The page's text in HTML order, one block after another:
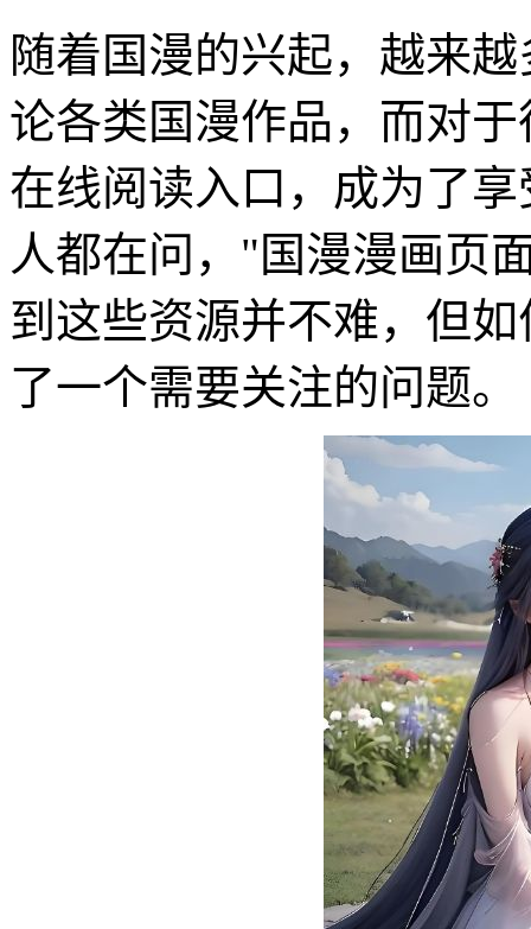
随着国漫的兴起，越来
论各类国漫作品，而对
在线阅读入口，成为了
人都在问，"国漫漫画页
到这些资源并不难，但
了一个需要关注的问题。